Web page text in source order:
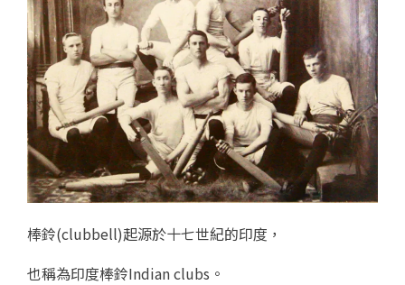
棒鈴(clubbell)起源於十七世紀的印度，
也稱為印度棒鈴Indian clubs。